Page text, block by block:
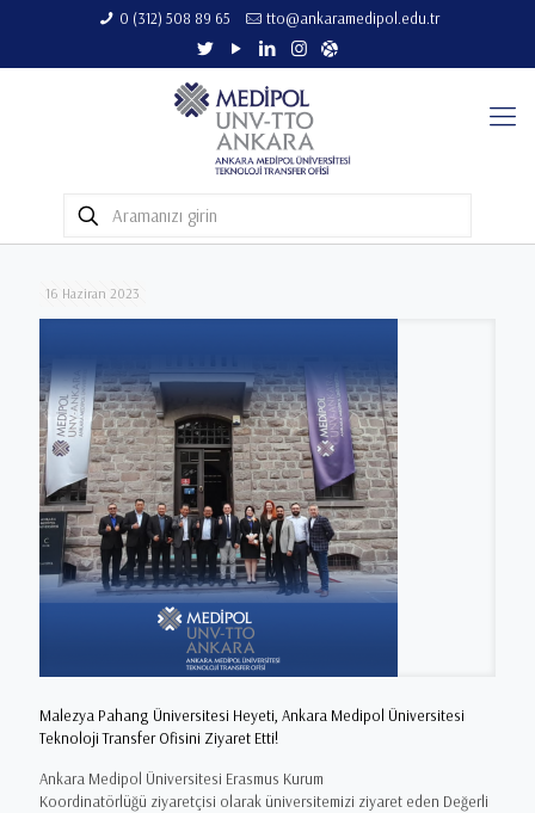
0 (312) 508 89 65​ tto@ankaramedipol.edu.tr
16 Haziran 2023
Malezya Pahang Üniversitesi Heyeti, Ankara Medipol Üniversitesi
Teknoloji Transfer Ofisini Ziyaret Etti!
Ankara Medipol Üniversitesi Erasmus Kurum
Koordinatörlüğü ziyaretçisi olarak üniversitemizi ziyaret eden Değerli